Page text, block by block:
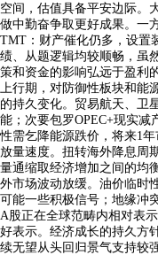
空间，估值具备平安边际。
做中勤奋争取更好成果。一
TMT：财产催化仍多，设置
绩、从题逻辑均较顺畅，虽
策和资金的影响弘远于盈利
上行期，对防御性板块和能
的持久变化。贸易航天、卫
能；次要包罗OPEC+现实
性需乞降能源跌价，将来1
放量速度。扭转海外降息周
量通缩取经济增加之间的均
外市场波动放缓。油价临时
可能一些积极信号；地缘冲
A股正在全球范畴内相对表
好表示。经济成长的持久方
续无望从头回归景气支持较